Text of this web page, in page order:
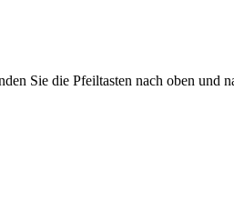
Sie die Pfeiltasten nach oben und